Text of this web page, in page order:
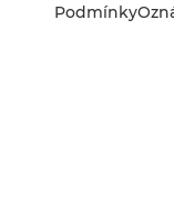
Podmínky